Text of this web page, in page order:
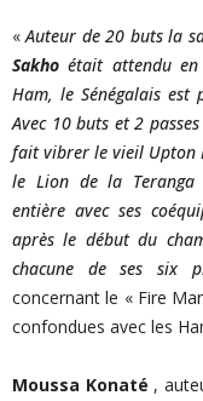
«Auteur de 20 buts la
Sakho était attendu en
Ham, le Sénégalais
Avec 10 buts et 2
fait vibrer le vieil Upton
le Lion de la Teranga
entière avec ses
après le début du
chacune de ses six
concernant le « Fire
confondues avec les
Moussa Konaté ,